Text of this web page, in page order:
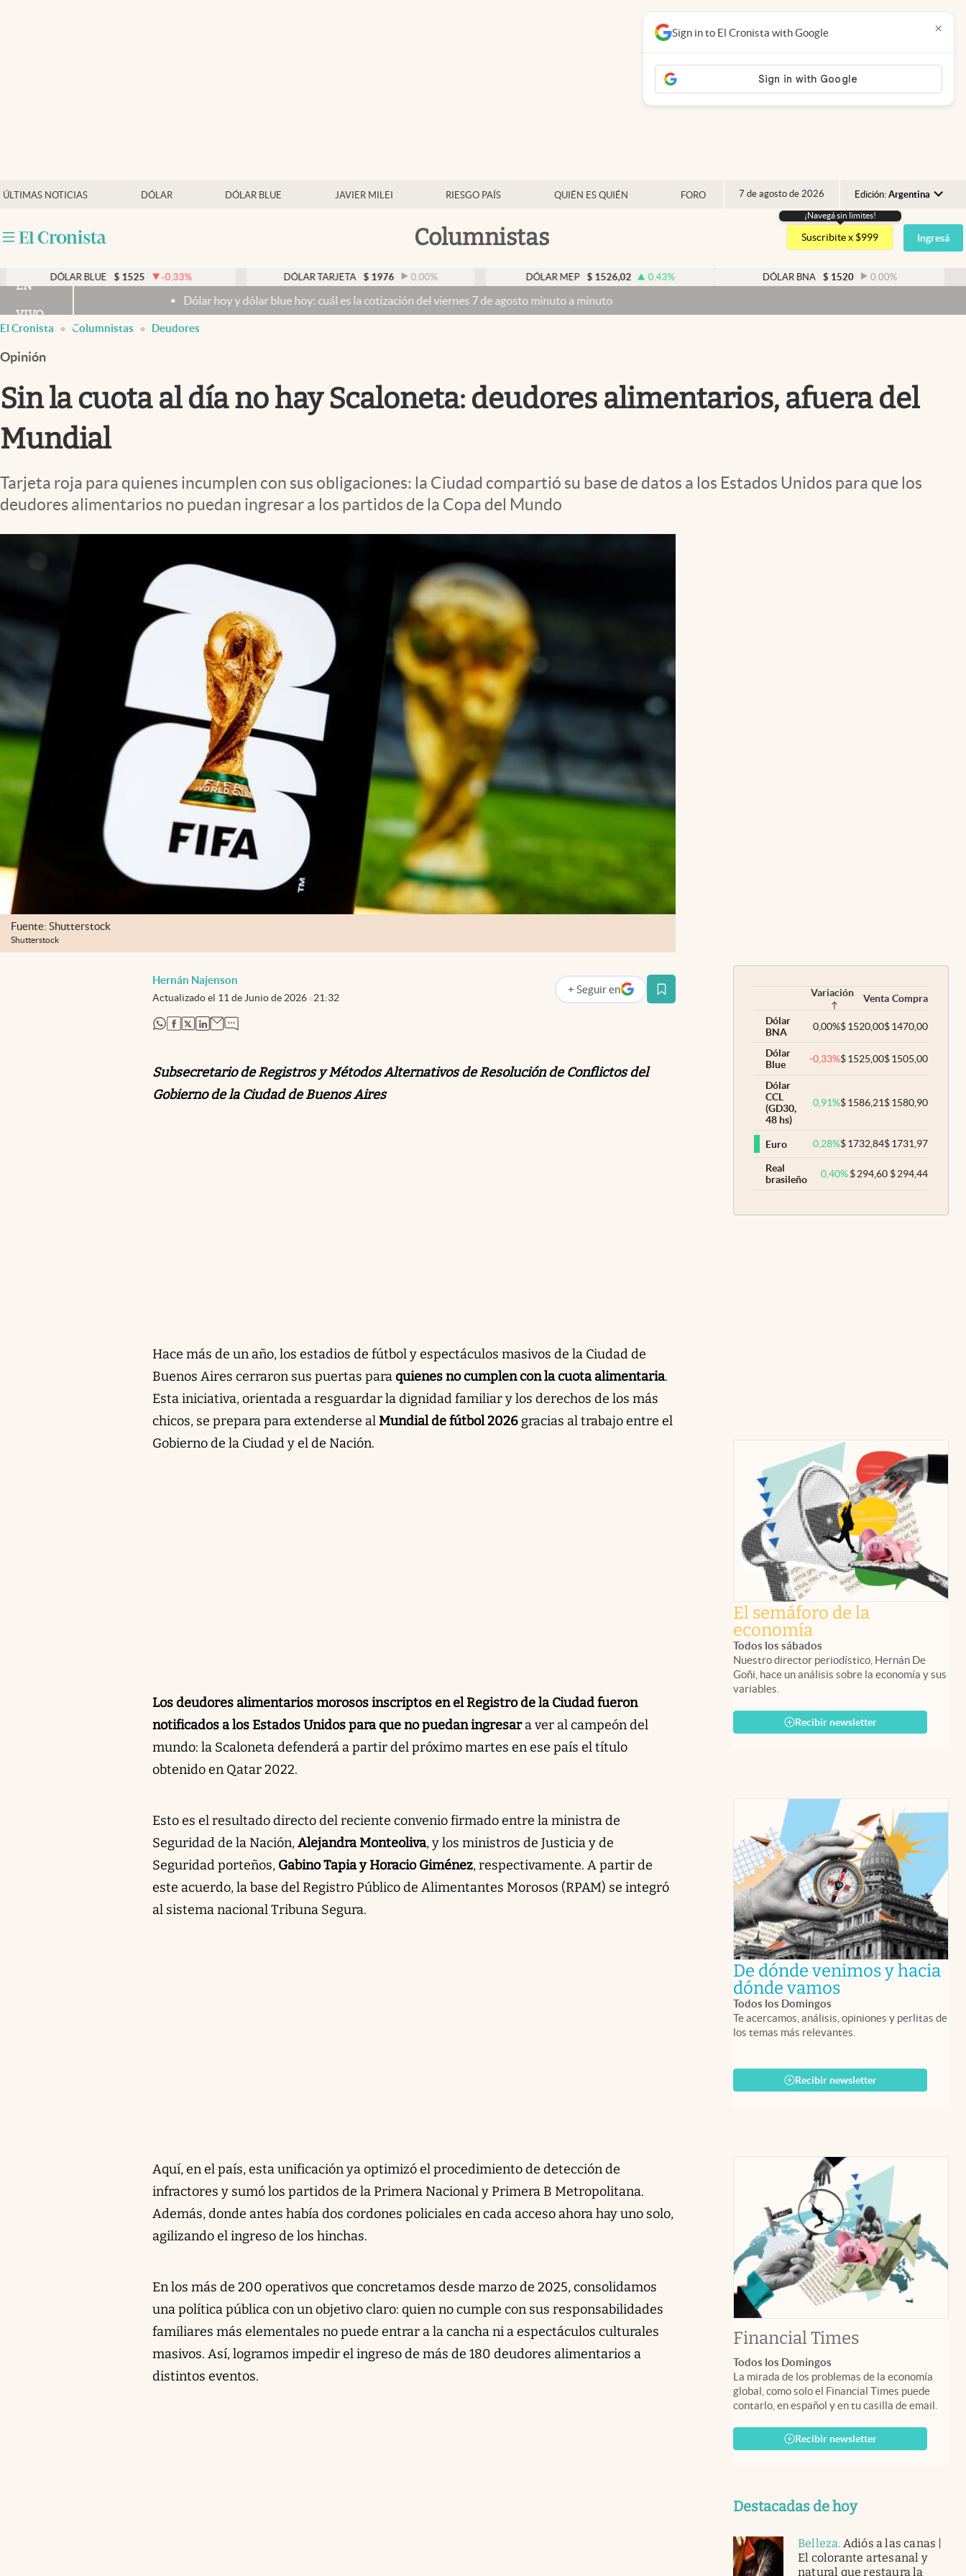
ÚLTIMAS NOTICIAS DÓLAR DÓLAR BLUE JAVIER MILEI RIESGO PAÍS QUIÉN ES QUIÉN FORO 7 de agosto de 2026 Edición: Argentina
Argentina
España
USA
Columnistas
Mercados Online
Otras secciones
Infotechnology
Clase
Clima
Mundial 2026
Eventos Corporativos
Mediakit
¡Navegá sin limites!
Suscribite x $999 Ingresá
DÓLAR BLUE $ 1525 -0.33% DÓLAR TARJETA $ 1976 0.00% DÓLAR MEP $ 1526,02 0.43% DÓLAR BNA $ 1520 0.00%
EN
VIVO
Dólar hoy y dólar blue hoy: cuál es la cotización del viernes 7 de agosto minuto a minuto
Sign in to El Cronista with Google ×
El Cronista Columnistas Deudores
Opinión
Sin la cuota al día no hay Scaloneta: deudores alimentarios, afuera del
Mundial
Tarjeta roja para quienes incumplen con sus obligaciones: la Ciudad compartió su base de datos a los Estados Unidos para que los
deudores alimentarios no puedan ingresar a los partidos de la Copa del Mundo
Fuente: Shutterstock
Shutterstock
Hernán Najenson
Actualizado el 11 de Junio de 2026 21:32
+ Seguir en
abre en nueva pestaña
abre en nueva pestaña
abre en nueva pestaña
abre en nueva pestaña
abre en nueva pestaña
Subsecretario de Registros y Métodos Alternativos de Resolución de Conflictos del
Gobierno de la Ciudad de Buenos Aires
Hace más de un año, los estadios de fútbol y espectáculos masivos de la Ciudad de
Buenos Aires cerraron sus puertas paraquienes no cumplen con la cuota alimentaria.
Esta iniciativa, orientada a resguardar la dignidad familiar y los derechos de los más
chicos, se prepara para extenderse alMundial de fútbol 2026 gracias al trabajo entre el
Gobierno de la Ciudad y el de Nación.
Los deudores alimentarios morosos inscriptos en el Registro de la Ciudad fueron
notificados a los Estados Unidos para que no puedan ingresara ver al campeón del
mundo: la Scaloneta defenderá a partir del próximo martes en ese país el título
obtenido en Qatar 2022.
Esto es el resultado directo del reciente convenio firmado entre la ministra de
Seguridad de la Nación,Alejandra Monteoliva, y los ministros de Justicia y de
Seguridad porteños, Gabino Tapia y Horacio Giménez, respectivamente. A partir de
este acuerdo, la base del Registro Público de Alimentantes Morosos (RPAM) se integró
al sistema nacional Tribuna Segura.
Aquí, en el país, esta unificación ya optimizó el procedimiento de detección de
infractores y sumó los partidos de la Primera Nacional y Primera B Metropolitana.
Además, donde antes había dos cordones policiales en cada acceso ahora hay uno solo,
agilizando el ingreso de los hinchas.
En los más de 200 operativos que concretamos desde marzo de 2025, consolidamos
una política pública con un objetivo claro: quien no cumple con sus responsabilidades
familiares más elementales no puede entrar a la cancha ni a espectáculos culturales
masivos. Así, logramos impedir el ingreso de más de 180 deudores alimentarios a
distintos eventos.
Variación Venta Compra
Dólar
BNA
0,00%$1520,00$1470,00
Dólar
Blue
-0,33%$1525,00$1505,00
Dólar
CCL
(GD30,
48 hs)
0,91%$1586,21$1580,90
Euro 0,28%$1732,84$1731,97
Real
brasileño
0,40% $294,60 $294,44
El semáforo de la
economía
Todos los sábados
Nuestro director periodístico, Hernán De
Goñi, hace un análisis sobre la economía y sus
variables.
Recibir newsletter
De dónde venimos y hacia
dónde vamosabre en nueva
Todos los Domingos
Te acercamos, análisis, opiniones y perlitas de
los temas más relevantes.
Recibir newsletter
Financial Timesabre en
Todos los Domingos
La mirada de los problemas de la economía
global, como solo el Financial Times puede
contarlo, en español y en tu casilla de email.
Recibir newsletter
Destacadas de hoy
Belleza. Adiós a las canas |
El colorante artesanal y
natural que restaura la